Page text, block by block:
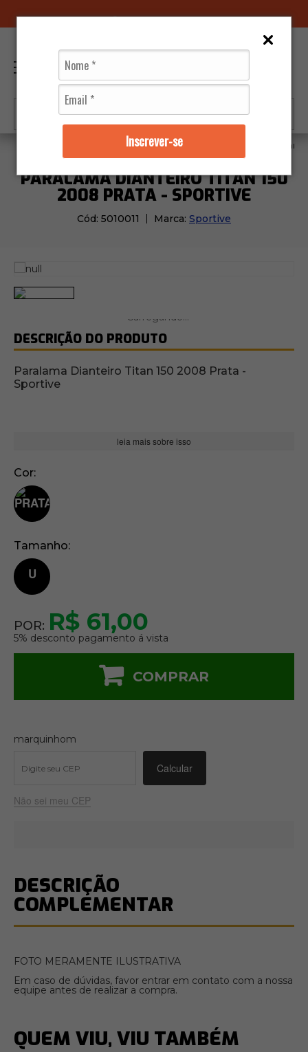
Inscrever-se
Carenagens Paralama Dianteiro Titan
PARALAMA DIANTEIRO TITAN 150
2008 PRATA - SPORTIVE
Cód: 5010011 Marca: Sportive
DESCRIÇÃO DO PRODUTO
Paralama Dianteiro Titan 150 2008 Prata -
Sportive
leia mais sobre isso
Cor
Tamanho
U
POR: R$ 61,00
5% desconto pagamento á vista
COMPRAR
marquinhom
Não sei meu CEP
DESCRIÇÃO
COMPLEMENTAR
FOTO MERAMENTE ILUSTRATIVA
Em caso de dúvidas, favor entrar em contato com a nossa
equipe antes de realizar a compra.
QUEM VIU, VIU TAMBÉM